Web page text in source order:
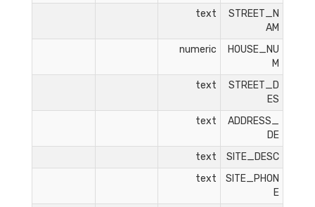
STREET_N
AM
text
HOUSE_NU
M
numeric
STREET_D
ES
text
ADDRESS_
DE
text
SITE_DESC
text
SITE_PHON
E
text